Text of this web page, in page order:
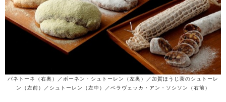
パネトーネ（右奥）／ボーネン・シュトーレン（左奥）／加賀ほうじ茶のシュトーレ
ン（左前）／シュトーレン（左中）／ベラヴェッカ・アン・ソシソン（右前）